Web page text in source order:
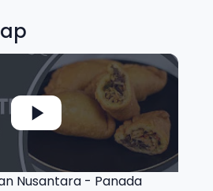
Nusantara - Panada